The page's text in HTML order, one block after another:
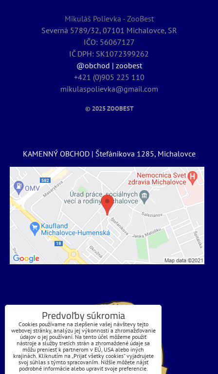
Mikuláš Polievka - ZooBest
Severná 5789/32, 07101 Michalovce, SR
IČO: 56067127
IČ DPH: SK1072399262
@obchod | zoobest
+421 (0)905 225 110
mikulaspolievka@gmail.com
© 2025ZOOBEST
KAMENNÝ OBCHOD | Štefánikova 1285, Michalovce
Predvoľby súkromia
Cookies používame na zlepšenie vašej návštevy tejto
webovej stránky, analýzu jej výkonnosti a zhromažďovanie
údajov o jej používaní. Na tento účel môžeme použiť
nástroje a služby tretích strán a zhromaždené údaje sa
môžu preniesť k partnerom v EÚ, USA alebo iných
krajinách. Kliknutím na „Prijať všetky cookies“ vyjadrujete
svoj súhlas s týmto spracovaním. Nižšie môžete nájsť
podrobné informácie alebo upraviť svoje preferencie.